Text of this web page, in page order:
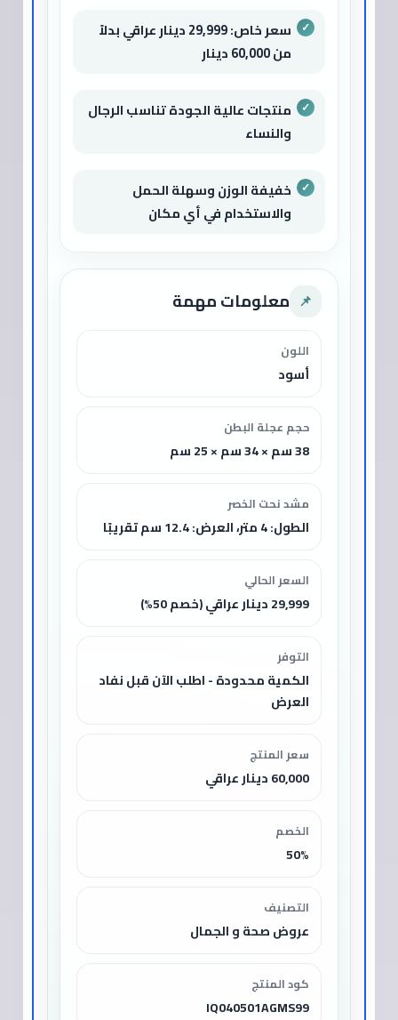
سعر خاص: 29,999 دينار عراقي بدلاً
من 60,000 دينار
منتجات عالية الجودة تناسب الرجال
والنساء
خفيفة الوزن وسهلة الحمل
والاستخدام في أي مكان
📌 معلومات مهمة
اللون
أسود
حجم عجلة البطن
38 سم × 34 سم × 25 سم
مشد نحت الخصر
الطول: 4 متر، العرض: 12.4 سم تقريبًا
السعر الحالي
29,999 دينار عراقي (خصم 50%)
التوفر
الكمية محدودة - اطلب الآن قبل نفاد
العرض
سعر المنتج
60,000 دينار عراقي
الخصم
50%
التصنيف
عروض صحة و الجمال
كود المنتج
IQ040501AGMS99